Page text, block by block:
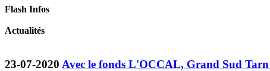
Flash Infos
Actualités
23-07-2020 Avec le fonds L'OCCAL, Grand Sud